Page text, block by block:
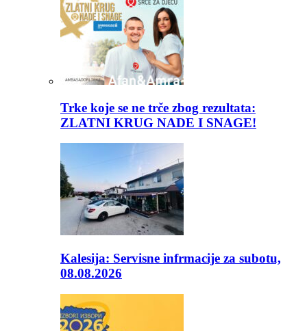
Trke koje se ne trče zbog rezultata:
ZLATNI KRUG NADE I SNAGE!
Kalesija: Servisne infrmacije za subotu,
08.08.2026